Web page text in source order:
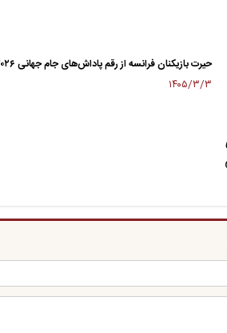
حیرت بازیکنان فرانسه از رقم پاداش‌های جام جهانی ۲۰۲۶
۱۴۰۵/۳/۳